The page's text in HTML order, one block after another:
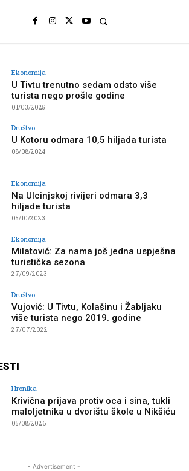
Ekonomija
U Tivtu trenutno sedam odsto više
turista nego prošle godine
01/03/2025
Društvo
U Kotoru odmara 10,5 hiljada turista
08/08/2024
Ekonomija
Na Ulcinjskoj rivijeri odmara 3,3
hiljade turista
05/10/2023
Ekonomija
Milatović: Za nama još jedna uspješna
turistička sezona
27/09/2023
Društvo
Vujović: U Tivtu, Kolašinu i Žabljaku
više turista nego 2019. godine
27/07/2022
Hronika
Krivična prijava protiv oca i sina, tukli
maloljetnika u dvorištu škole u Nikšiću
05/08/2026
- Advertisement -